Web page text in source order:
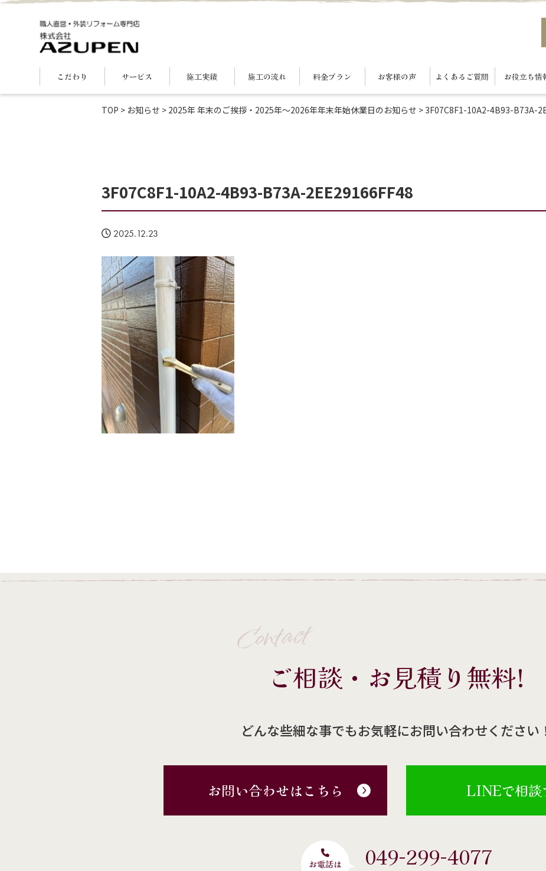
こだわり サービス 施工実績 施工の流れ 料金プラン お客様の声 よくあるご質問 お役立ち情
TOP > お知らせ > 2025年 年末のご挨拶・2025年～2026年年末年始休業日のお知らせ > 3F07C8F1-10A2-4B93-B73A-
3F07C8F1-10A2-4B93-B73A-2EE29166FF48
2025.12.23
Contact
ご相談・お見積り無料!
どんな些細な事でもお気軽にお問い合わせください
お問い合わせはこちら LINEで相談
049-299-4077